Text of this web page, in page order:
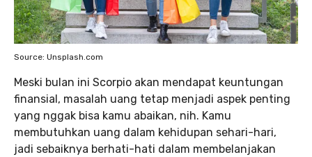
Source: Unsplash.com
Meski bulan ini Scorpio akan mendapat keuntungan
finansial, masalah uang tetap menjadi aspek penting
yang nggak bisa kamu abaikan, nih. Kamu
membutuhkan uang dalam kehidupan sehari-hari,
jadi sebaiknya berhati-hati dalam membelanjakan